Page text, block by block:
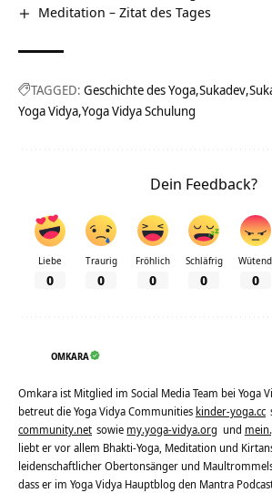
Meditation – Zitat des Tages
TAGGED: Geschichte des Yoga Sukadev
Yoga Vidya Yoga Vidya Schulung
Dein Feedback?
Liebe
0
Traurig
0
Fröhlich
0
Schläfrig
0
Wütend
0
OMKARA
Omkara ist Mitglied im Social Media Team bei Yoga
betreut die Yoga Vidya Communities kinder-yoga.cc
community.net sowie my.yoga-vidya.org und
liebt er vor allem Bhakti-Yoga, Meditation und
leidenschaftlicher Obertonsänger und
dass er im Yoga Vidya Hauptblog den Mantra